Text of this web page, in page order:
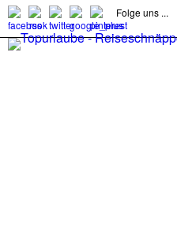
Folge uns ...